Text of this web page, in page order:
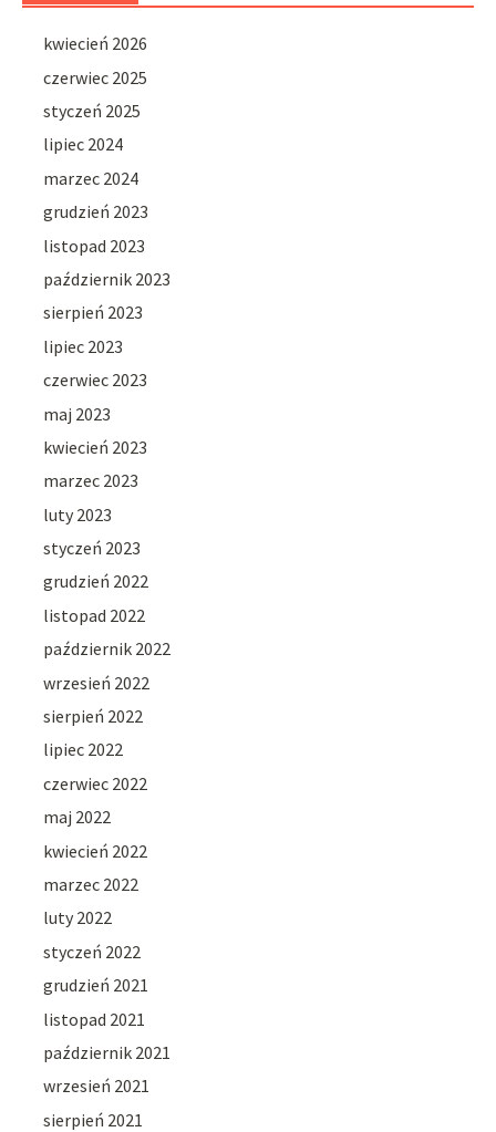
kwiecień 2026
czerwiec 2025
styczeń 2025
lipiec 2024
marzec 2024
grudzień 2023
listopad 2023
październik 2023
sierpień 2023
lipiec 2023
czerwiec 2023
maj 2023
kwiecień 2023
marzec 2023
luty 2023
styczeń 2023
grudzień 2022
listopad 2022
październik 2022
wrzesień 2022
sierpień 2022
lipiec 2022
czerwiec 2022
maj 2022
kwiecień 2022
marzec 2022
luty 2022
styczeń 2022
grudzień 2021
listopad 2021
październik 2021
wrzesień 2021
sierpień 2021